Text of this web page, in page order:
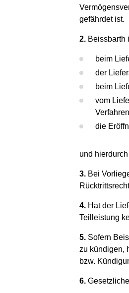
gefährdet ist.
2. Beissbarth
beim
der
beim
vom
die
und
3. Bei
4. Hat der
Teilleistung
5. Sofern
zu kündigen,
bzw.
6.